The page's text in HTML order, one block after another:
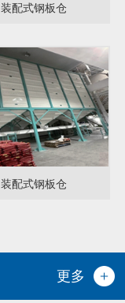
装配式钢板仓
装配式钢板仓
更多